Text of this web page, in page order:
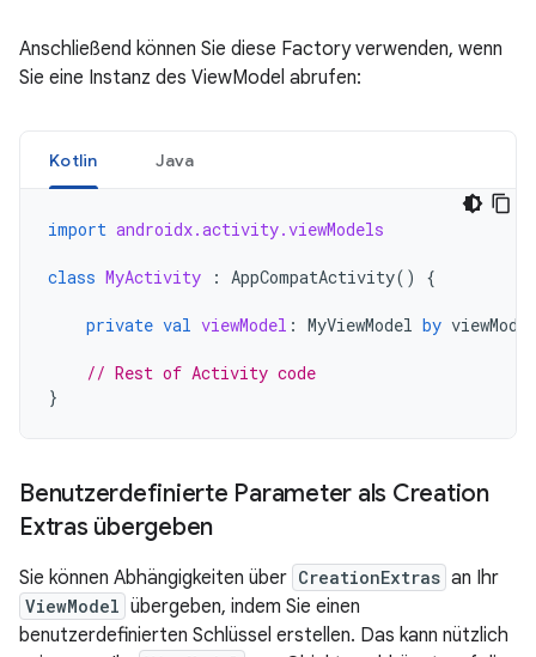
Anschließend können Sie diese Factory verwenden, wenn
Sie eine Instanz des ViewModel abrufen:
Kotlin Java
import androidx.activity.viewModels
class MyActivity : AppCompatActivity() {
private val viewModel : MyViewModel by
// Rest of Activity code
}
Benutzerdefinierte Parameter als Creation
Extras übergeben
Sie können Abhängigkeiten über CreationExtras an Ihr
ViewModel übergeben, indem Sie einen
benutzerdefinierten Schlüssel erstellen. Das kann nützlich